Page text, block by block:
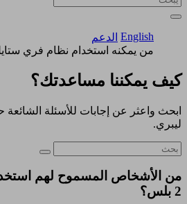
English الدعم
من يمكنه استخدام نظام فري ستايل
كيف يمكننا مساعدتك؟
ابحث واعثر عن إجابات للأسئلة
ليبري.
من الأشخاص المسموح لهم
2 بلس؟